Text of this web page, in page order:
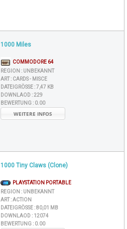
1000 Miles
COMMODORE 64
REGION : UNBEKANNT
ART : CARDS - MISCE
DATEIGRÖSSE : 7,47 KB
DOWNLAOD :229
BEWERTUNG : 0.00
WEITERE INFOS
1000 Tiny Claws (Clone)
PLAYSTATION PORTABLE
REGION : UNBEKANNT
ART :ACTION
DATEIGRÖSSE : 80,01 MB
DOWNLAOD : 12074
BEWERTUNG : 0.00